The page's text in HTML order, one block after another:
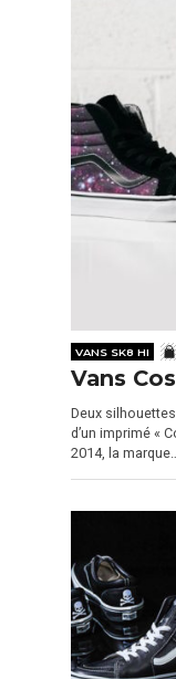
VANS SK8 HI
Vans
Deux
d’un imprimé «
2014, la marque…